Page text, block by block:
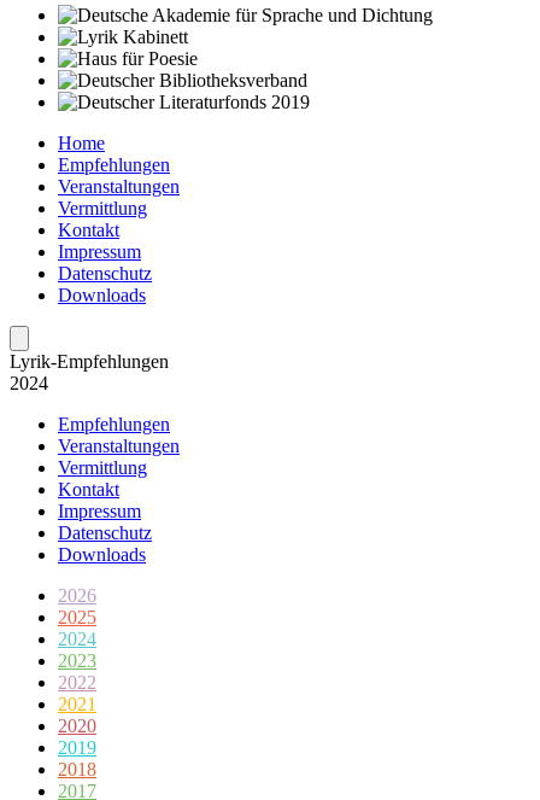
Home
Empfehlungen
Veranstaltungen
Vermittlung
Kontakt
Impressum
Datenschutz
Downloads
Lyrik-Empfeh­lungen
2024
Empfehlungen
Veranstaltungen
Vermittlung
Kontakt
Impressum
Datenschutz
Downloads
2026
2025
2024
2023
2022
2021
2020
2019
2018
2017